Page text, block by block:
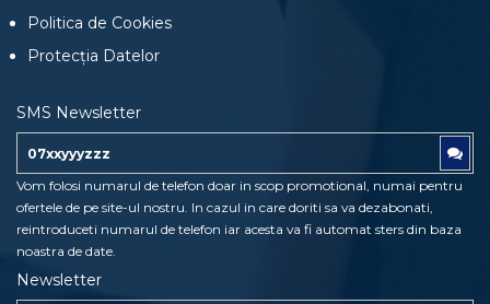
Politica de Cookies
Protecția Datelor
SMS Newsletter
Vom folosi numarul de telefon doar in scop promotional, numai pentru
ofertele de pe site-ul nostru. In cazul in care doriti sa va dezabonati,
reintroduceti numarul de telefon iar acesta va fi automat sters din baza
noastra de date.
Newsletter